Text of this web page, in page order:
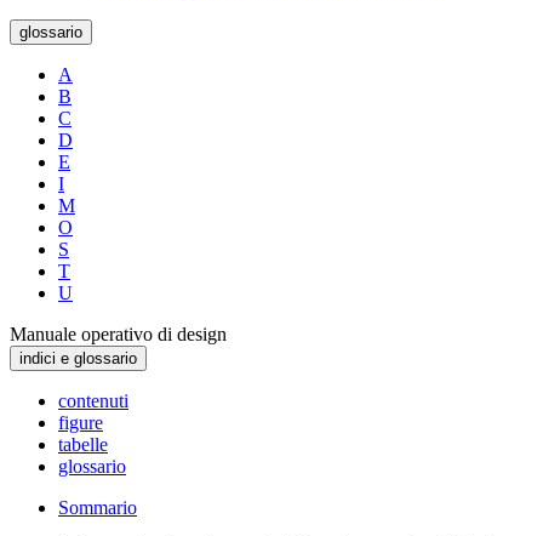
glossario
A
B
C
D
E
I
M
O
S
T
U
Manuale operativo di design
indici e glossario
contenuti
figure
tabelle
glossario
Sommario